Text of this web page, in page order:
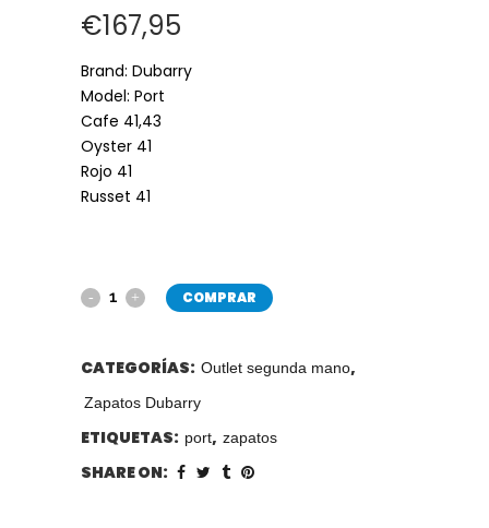
€167,95
Brand: Dubarry
Model: Port
Cafe 41,43
Oyster 41
Rojo 41
Russet 41
COMPRAR
CATEGORÍAS: Outlet segunda mano,
Zapatos Dubarry
ETIQUETAS: port, zapatos
SHARE ON: